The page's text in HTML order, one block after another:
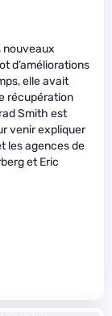
nouveaux
d’améliorations
elle avait
récupération
Smith est
venir expliquer
les agences de
et Eric